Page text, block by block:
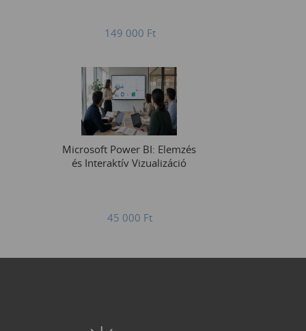
149 000 Ft
Microsoft Power BI: Elemzés
és Interaktív Vizualizáció
45 000 Ft